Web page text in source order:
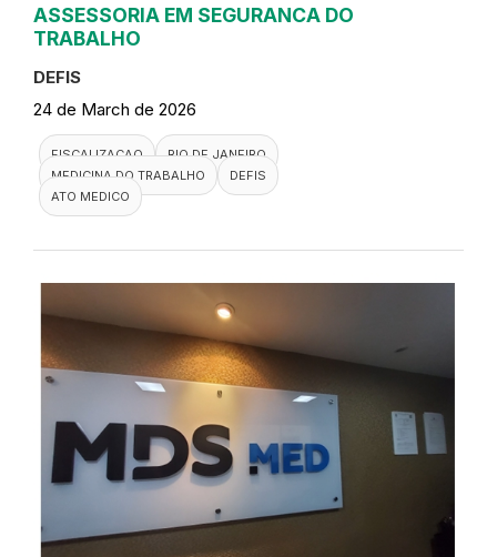
ASSESSORIA EM SEGURANCA DO
TRABALHO
DEFIS
24 de March de 2026
FISCALIZACAO
RIO DE JANEIRO
MEDICINA DO TRABALHO
DEFIS
ATO MEDICO